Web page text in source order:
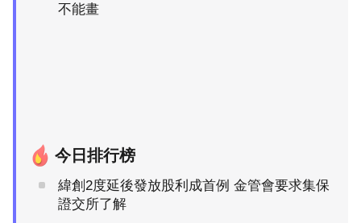
不能畫
今日排行榜
緯創2度延後發放股利成首例 金管會要求集保
證交所了解